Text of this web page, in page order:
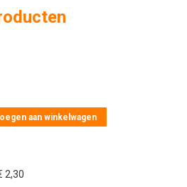
aan winkelwagen
2,30